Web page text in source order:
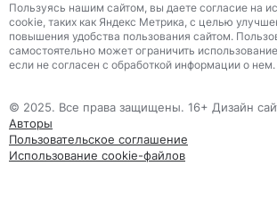
Пользуясь нашим сайтом, вы даете согласие на
сооkіе, таких как Яндекс Метрика, с целью
повышения удобства пользования сайтом.
самостоятельно может ограничить
если не согласен с обработкой информации о нем.
© 2025. Все права защищены. 16+ Дизайн
Авторы
Пользовательское соглашение
Использование cookie-файлов